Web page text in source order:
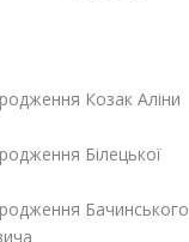
Козак Аліни
Білецької
Бачинського